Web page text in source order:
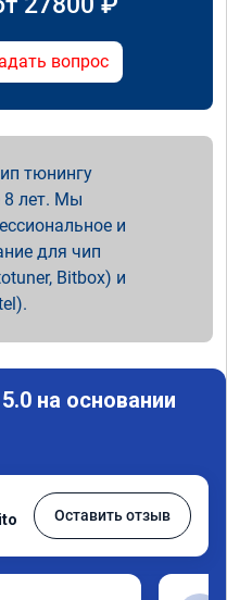
вопрос
тюнингу
8 лет. Мы
и
для чип
Bitbox) и
на основании
Оставить отзыв